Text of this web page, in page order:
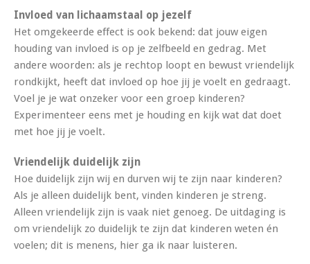
Invloed van lichaamstaal op jezelf
Het omgekeerde effect is ook bekend: dat jouw eigen
houding van invloed is op je zelfbeeld en gedrag. Met
andere woorden: als je rechtop loopt en bewust vriendelijk
rondkijkt, heeft dat invloed op hoe jij je voelt en gedraagt.
Voel je je wat onzeker voor een groep kinderen?
Experimenteer eens met je houding en kijk wat dat doet
met hoe jij je voelt.
Vriendelijk duidelijk zijn
Hoe duidelijk zijn wij en durven wij te zijn naar kinderen?
Als je alleen duidelijk bent, vinden kinderen je streng.
Alleen vriendelijk zijn is vaak niet genoeg. De uitdaging is
om vriendelijk zo duidelijk te zijn dat kinderen weten én
voelen; dit is menens, hier ga ik naar luisteren.